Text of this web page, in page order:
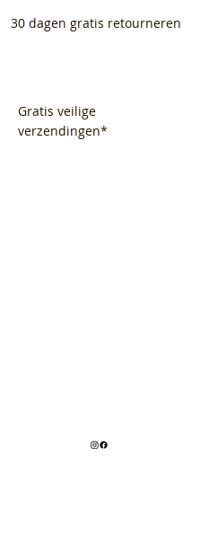
30 dagen gratis retourneren
Gratis veilige
verzendingen*